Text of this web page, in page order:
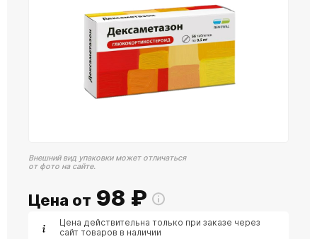
Внешний вид упаковки может отличаться
от фото на сайте.
Цена от 98 ₽
Цена действительна только при заказе через
сайт товаров в наличии